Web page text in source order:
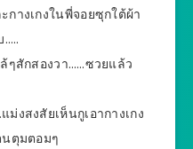
กางเกงในพี่จอยซุกใต้ผ้า
ๆสักสองวา……ซวยแล้ว
งสงสัยเห็นกูเอากางเกง
นตุมตอมๆ